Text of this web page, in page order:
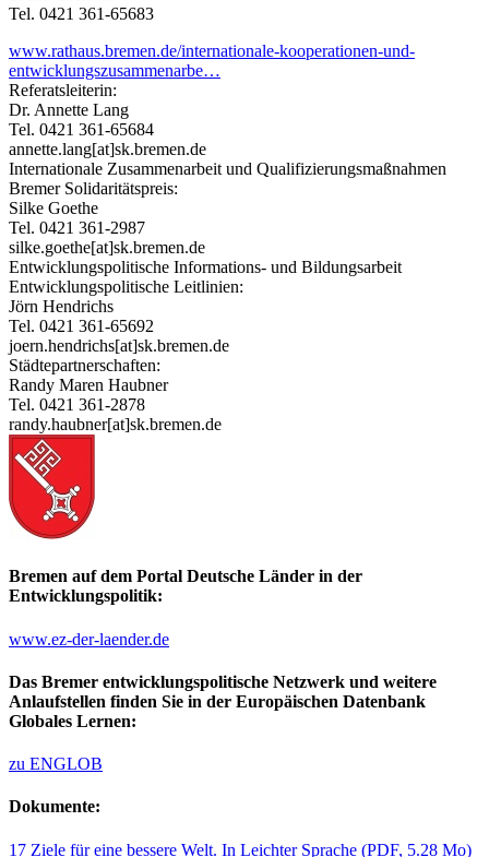
Tel. 0421 361-65683
www.rathaus.bremen.de/internationale-kooperationen-und-
entwicklungszusammenarbe…
Referatsleiterin:
Dr. Annette Lang
Tel. 0421 361-65684
annette.lang[at]sk.bremen.de
Internationale Zusammenarbeit und Qualifizierungsmaßnahmen
Bremer Solidaritätspreis:
Silke Goethe
Tel. 0421 361-2987
silke.goethe[at]sk.bremen.de
Entwicklungspolitische Informations- und Bildungsarbeit
Entwicklungspolitische Leitlinien:
Jörn Hendrichs
Tel. 0421 361-65692
joern.hendrichs[at]sk.bremen.de
Städtepartnerschaften:
Randy Maren Haubner
Tel. 0421 361-2878
randy.haubner[at]sk.bremen.de
Bremen auf dem Portal Deutsche Länder in der
Entwicklungspolitik:
www.ez-der-laender.de
Das Bremer entwicklungspolitische Netzwerk und weitere
Anlaufstellen finden Sie in der Europäischen Datenbank
Globales Lernen:
zu ENGLOB
Dokumente:
17 Ziele für eine bessere Welt. In Leichter Sprache (PDF, 5.28 Mo)